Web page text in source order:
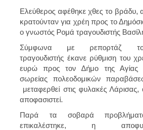
Ελεύθερος αφέθηκε χθες το
κρατούνταν για χρέη προς το
ο γνωστός Ρομά τραγουδιστής
Σύμφωνα με ρεπορτάζ
τραγουδιστής έκανε ρύθμιση του
ευρώ προς τον Δήμο της Αγίας
σωρείας πολεοδομικών
μεταφερθεί στις φυλακές
αποφασιστεί.
Παρά τα σοβαρά
επικαλέστηκε, η